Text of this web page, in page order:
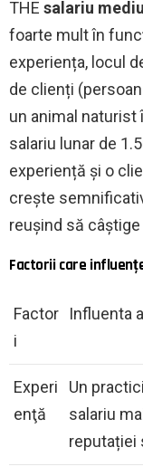
THE salariu mediu
foarte mult în
experiența, locul
de clienți
un animal naturist
salariu lunar de
experiență și o
crește
reușind să
Factorii care
Factor
i
Influenta
Experi
enţă
Un
salariu
reputației